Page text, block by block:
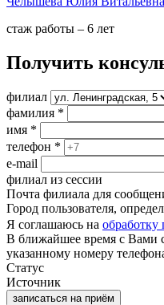
стаж работы – 6 лет
Получить
филиал
фамилия *
имя *
телефон *
e-mail
филиал из сессии
Почта филиала для
Город пользователя,
Я соглашаюсь на
В ближайшее время с Вами
указанному номеру
Статус
Источник